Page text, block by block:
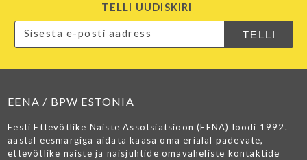
TELLI UUDISKIRI
EENA / BPW ESTONIA
Eesti Ettevõtlike Naiste Assotsiatsioon (EENA) loodi 1992.
aastal eesmärgiga aidata kaasa oma erialal pädevate,
ettevõtlike naiste ja naisjuhtide omavaheliste kontaktide